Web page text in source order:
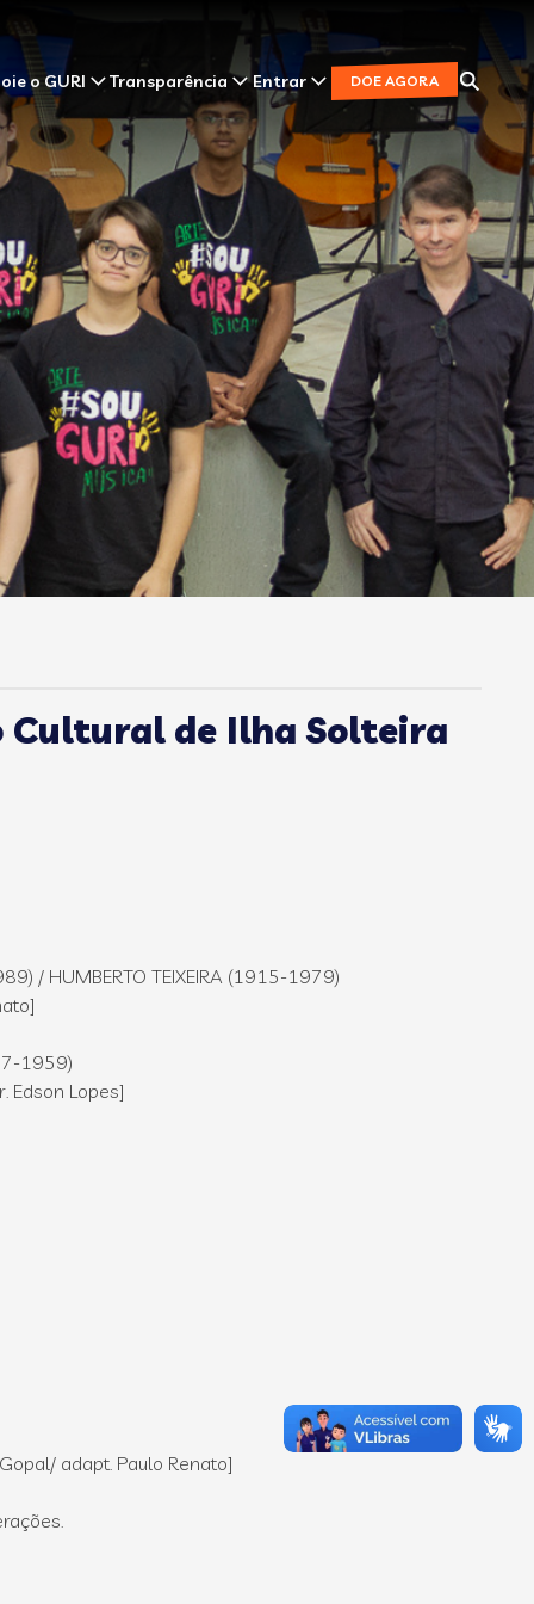
o GURI Transparência Entrar DOE AGORA
Cultural de Ilha Solteira
/ HUMBERTO TEIXEIRA (1915-1979)
1959)
Edson Lopes]
adapt. Paulo Renato]